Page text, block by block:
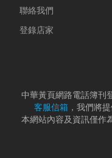
聯絡我們
登錄店家
中華黃頁網路電話簿刊
客服信箱 ，我們將
本網站內容及資訊僅作